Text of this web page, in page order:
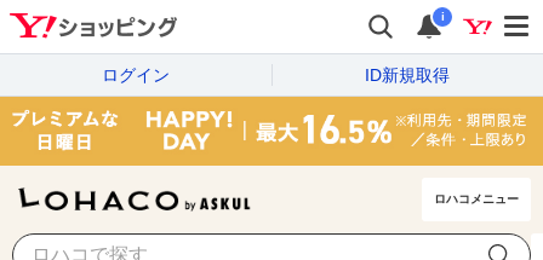
i
ログイン ID新規取得
ロハコメニュー